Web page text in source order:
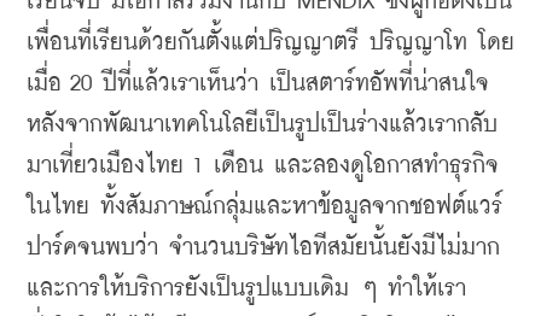
เพื่อนที่เรียนด้วยกันตั้งแต่ปริญญาตรี ปริญญาโท โดย
เมื่อ 20 ปีที่แล้วเราเห็นว่า เป็นสตาร์ทอัพที่น่าสนใจ
หลังจากพัฒนาเทคโนโลยีเป็นรูปเป็นร่างแล้วเรากลับ
มาเที่ยวเมืองไทย 1 เดือน และลองดูโอกาสทำธุรกิจ
ในไทย ทั้งสัมภาษณ์กลุ่มและหาข้อมูลจากชอฟต์แวร์
ปาร์คจนพบว่า จำนวนบริษัทไอทีสมัยนั้นยังมีไม่มาก
และการให้บริการยังเป็นรูปแบบเดิม ๆ ทำให้เรา